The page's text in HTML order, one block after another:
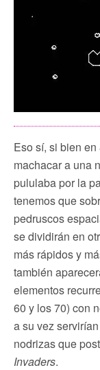
Eso sí, si bien en
machacar a una
pululaba por la
tenemos que
pedruscos
se dividirán en
más rápidos y
también
elementos
60 y los 70) con
a su vez
nodrizas que
Invaders.